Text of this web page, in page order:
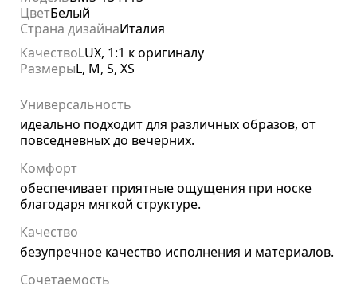
ЦветБелый
Страна дизайнаИталия
КачествоLUX, 1:1 к оригиналу
РазмерыL, M, S, XS
Универсальность
идеально подходит для различных образов, от
повседневных до вечерних.
Комфорт
обеспечивает приятные ощущения при носке
благодаря мягкой структуре.
Качество
безупречное качество исполнения и материалов.
Сочетаемость